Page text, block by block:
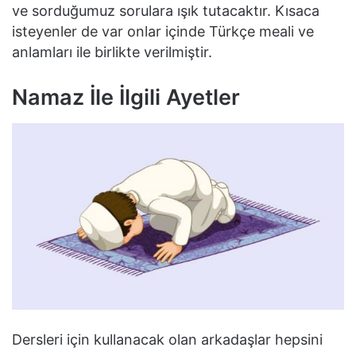
ve sorduğumuz sorulara ışık tutacaktır. Kısaca
isteyenler de var onlar içinde Türkçe meali ve
anlamları ile birlikte verilmiştir.
Namaz İle İlgili Ayetler
Dersleri için kullanacak olan arkadaşlar hepsini